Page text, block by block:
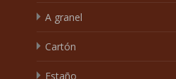
A granel
Cartón
Estaño